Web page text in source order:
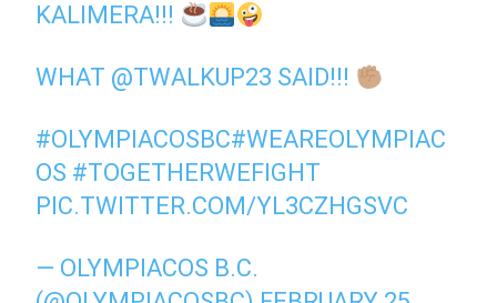
KALIMERA!!!
WHAT @TWALKUP23 SAID!!!
#OLYMPIACOSBC#WEAREOLYMPIAC
OS #TOGETHERWEFIGHT
PIC.TWITTER.COM/YL3CZHGSVC
— OLYMPIACOS B.C.